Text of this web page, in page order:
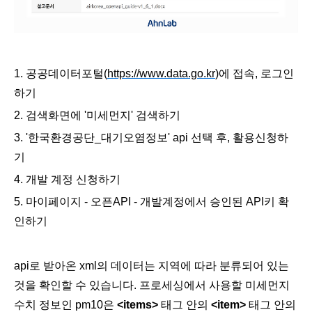
1. 공공데이터포털(https://www.data.go.kr)에 접속, 로그인
하기
2. 검색화면에 '미세먼지' 검색하기
3. '한국환경공단_대기오염정보' api 선택 후, 활용신청하
기
4. 개발 계정 신청하기
5. 마이페이지 - 오픈API - 개발계정에서 승인된 API키 확
인하기
api로 받아온 xml 의 데이터는 지역에 따라 분류되어 있는
것을 확인할 수 있습니다. 프로세싱에서 사용할 미세먼지
수치 정보인 pm10은 <items> 태그 안의 <item> 태그 안의